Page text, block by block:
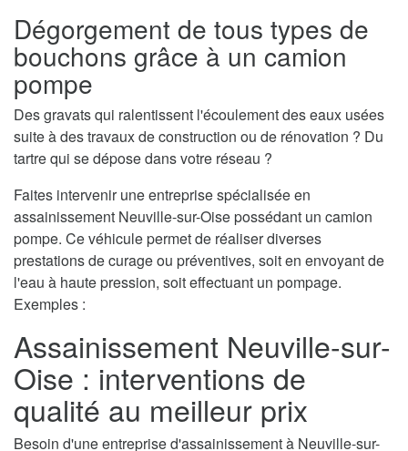
Dégorgement de tous types de
bouchons grâce à un camion
pompe
Des gravats qui ralentissent l'écoulement des eaux usées
suite à des travaux de construction ou de rénovation ? Du
tartre qui se dépose dans votre réseau ?
Faites intervenir une entreprise spécialisée en
assainissement Neuville-sur-Oise possédant un camion
pompe. Ce véhicule permet de réaliser diverses
prestations de curage ou préventives, soit en envoyant de
l'eau à haute pression, soit effectuant un pompage.
Exemples :
Assainissement Neuville-sur-
Oise : interventions de
qualité au meilleur prix
Besoin d'une entreprise d'assainissement à Neuville-sur-